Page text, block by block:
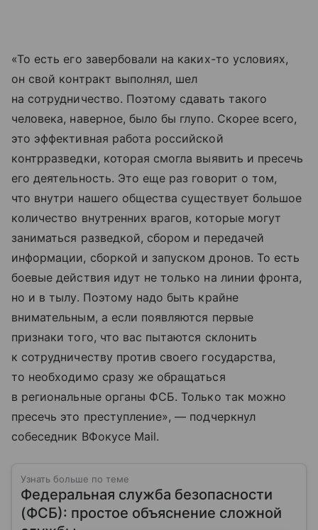
«То есть его завербовали на каких-то условиях,
он свой контракт выполнял, шел
на сотрудничество. Поэтому сдавать такого
человека, наверное, было бы глупо. Скорее всего,
это эффективная работа российской
контрразведки, которая смогла выявить и пресечь
его деятельность. Это еще раз говорит о том,
что внутри нашего общества существует большое
количество внутренних врагов, которые могут
заниматься разведкой, сбором и передачей
информации, сборкой и запуском дронов. То есть
боевые действия идут не только на линии фронта,
но и в тылу. Поэтому надо быть крайне
внимательным, а если появляются первые
признаки того, что вас пытаются склонить
к сотрудничеству против своего государства,
то необходимо сразу же обращаться
в региональные органы ФСБ. Только так можно
пресечь это преступление», — подчеркнул
собеседник ВФокусе Mail.
Узнать больше по теме
Федеральная служба безопасности
(ФСБ): простое объяснение сложной